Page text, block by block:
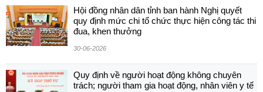
Hội đồng nhân dân tỉnh ban hành Nghị quyết
quy định mức chi tổ chức thực hiện công tác thi
đua, khen thưởng
30-06-2026
Quy định về người hoạt động không chuyên
trách; người tham gia hoạt động, nhân viên y tế